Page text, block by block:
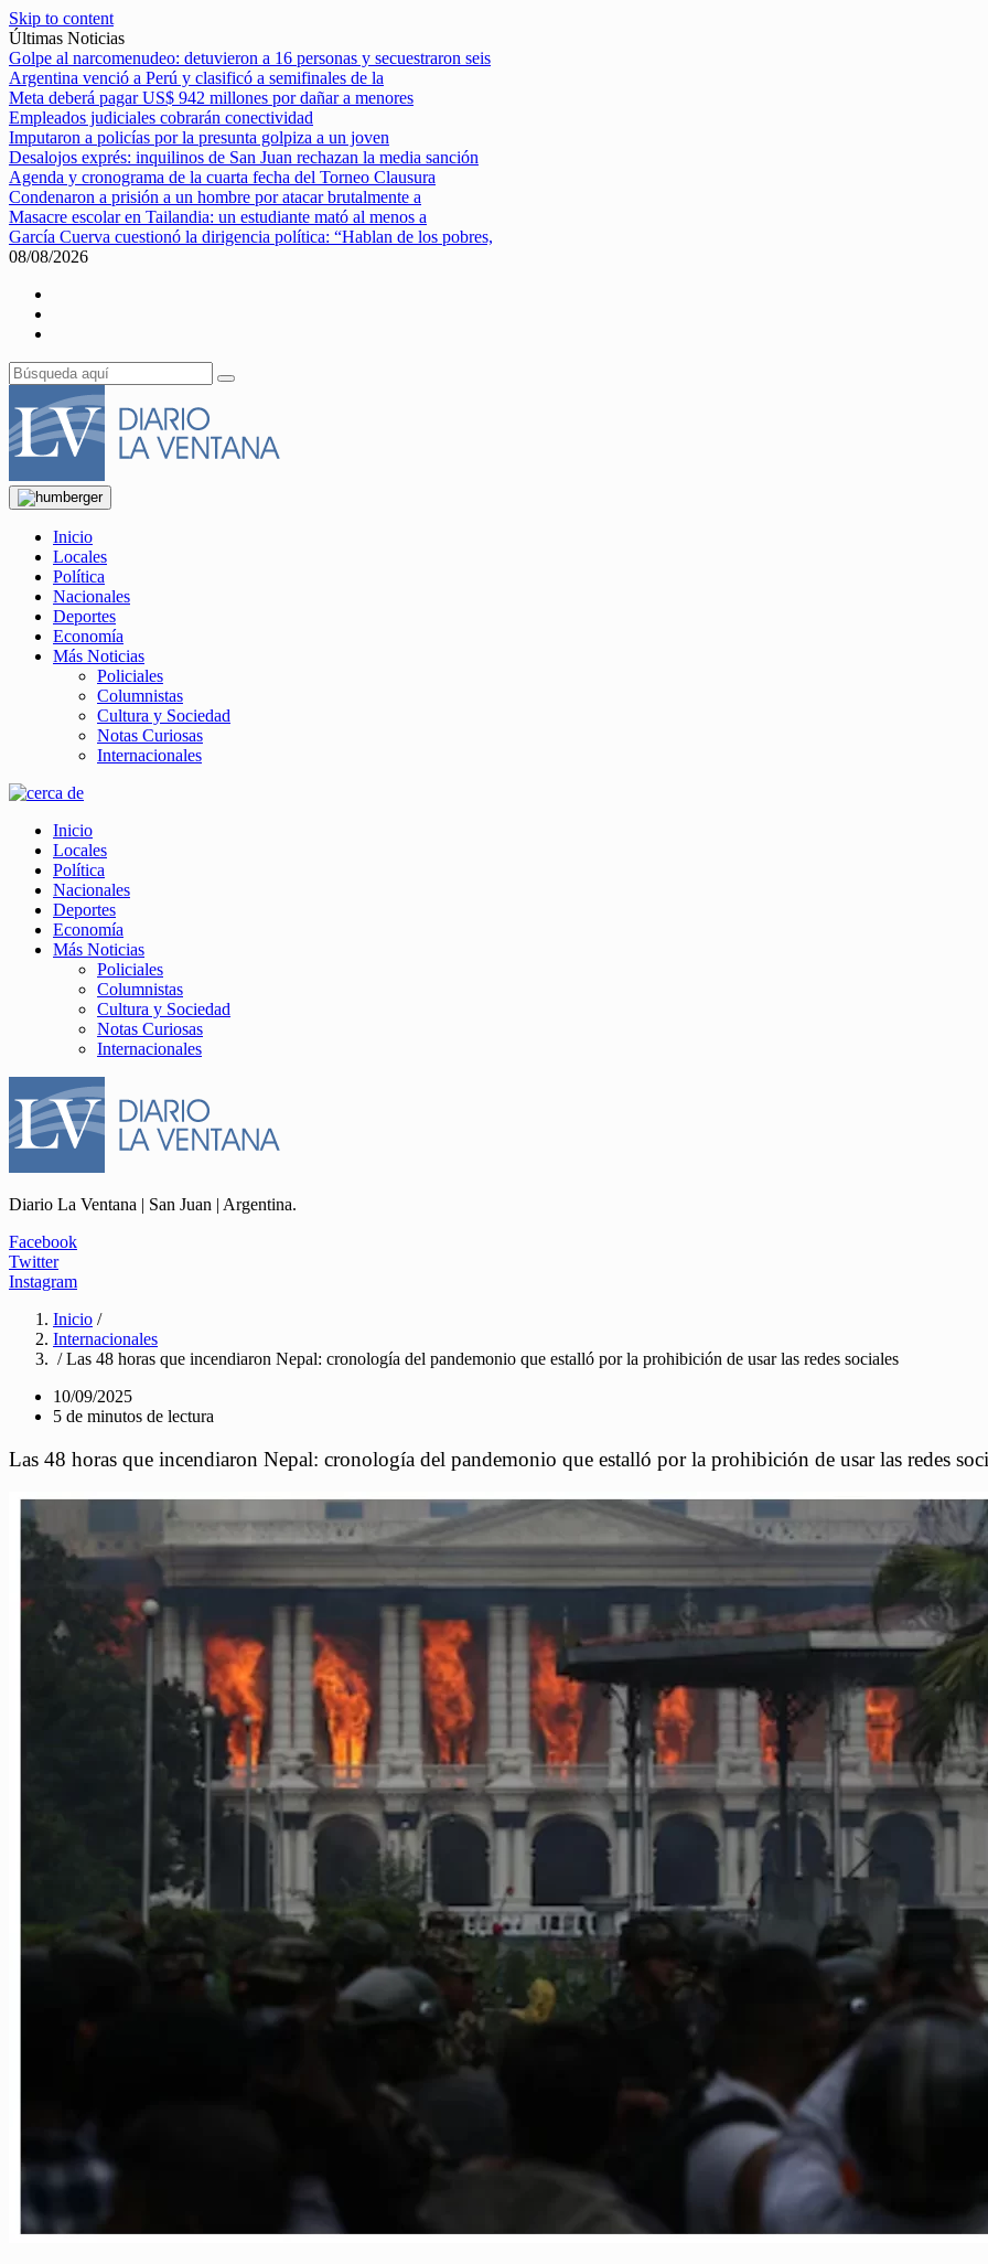
Skip to content
Últimas Noticias
Golpe al narcomenudeo: detuvieron a 16 personas y secuestraron seis
Argentina venció a Perú y clasificó a semifinales de la
Meta deberá pagar US$ 942 millones por dañar a menores
Empleados judiciales cobrarán conectividad
Imputaron a policías por la presunta golpiza a un joven
Desalojos exprés: inquilinos de San Juan rechazan la media sanción
Agenda y cronograma de la cuarta fecha del Torneo Clausura
Condenaron a prisión a un hombre por atacar brutalmente a
Masacre escolar en Tailandia: un estudiante mató al menos a
García Cuerva cuestionó la dirigencia política: “Hablan de los pobres,
08/08/2026
Inicio
Locales
Política
Nacionales
Deportes
Economía
Más Noticias
Policiales
Columnistas
Cultura y Sociedad
Notas Curiosas
Internacionales
Inicio
Locales
Política
Nacionales
Deportes
Economía
Más Noticias
Policiales
Columnistas
Cultura y Sociedad
Notas Curiosas
Internacionales
Diario La Ventana | San Juan | Argentina.
Facebook
Twitter
Instagram
Inicio /
Internacionales
/ Las 48 horas que incendiaron Nepal: cronología del pandemonio que estalló por la prohibición de usar las redes sociales
10/09/2025
5 de minutos de lectura
Las 48 horas que incendiaron Nepal: cronología del pandemonio que estalló por la prohibición de usar las redes